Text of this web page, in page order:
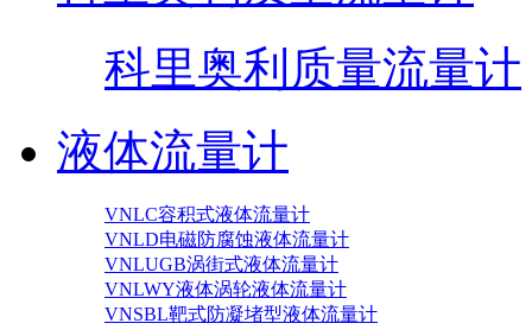
科里奥利质量流量计
液体流量计
VNLC容积式液体流量计
VNLD电磁防腐蚀液体流量计
VNLUGB涡街式液体流量计
VNLWY液体涡轮液体流量计
VNSBL靶式防凝堵型液体流量计